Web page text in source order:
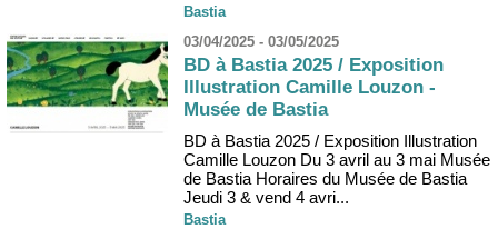
Bastia
03/04/2025 - 03/05/2025
BD à Bastia 2025 / Exposition
Illustration Camille Louzon -
Musée de Bastia
BD à Bastia 2025 / Exposition Illustration
Camille Louzon Du 3 avril au 3 mai Musée
de Bastia Horaires du Musée de Bastia
Jeudi 3 & vend 4 avri...
Bastia